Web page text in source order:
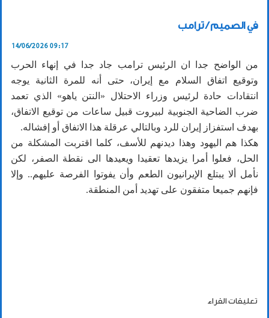
في الصميم / ترامب
14/06/2026 09:17
من الواضح جدا ان الرئيس ترامب جاد جدا في إنهاء الحرب
وتوقيع اتفاق السلام مع إيران، حتى أنه للمرة الثانية يوجه
انتقادات حادة لرئيس وزراء الاحتلال «النتن ياهو» الذي تعمد
ضرب الضاحية الجنوبية لبيروت قبيل ساعات من توقيع الاتفاق،
بهدف استفزاز إيران للرد وبالتالي عرقلة هذا الاتفاق أو إفشاله.
هكذا هم اليهود وهذا ديدنهم للأسف، كلما اقتربت المشكلة من
الحل، فعلوا أمرا يزيدها تعقيدا ويعيدها الى نقطة الصفر، لكن
نأمل ألا يبتلع الإيرانيون الطعم وأن يفوتوا الفرصة عليهم.. وإلا
فإنهم جميعا متفقون على تهديد أمن المنطقة.
تعليقات القراء